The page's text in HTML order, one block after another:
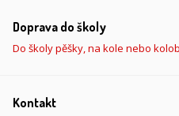
Doprava do školy
Do školy pěšky, na kole nebo
Kontakt